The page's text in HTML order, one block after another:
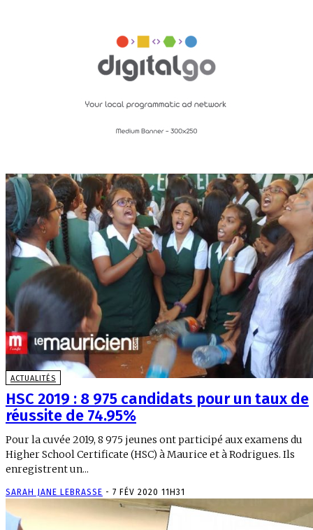
ACTUALITÉS
HSC 2019 : 8 975 candidats pour un taux de
réussite de 74.95%
Pour la cuvée 2019, 8 975 jeunes ont participé aux examens du
Higher School Certificate (HSC) à Maurice et à Rodrigues. Ils
enregistrent un...
SARAH JANE LEBRASSE - 7 FÉV 2020 11H31